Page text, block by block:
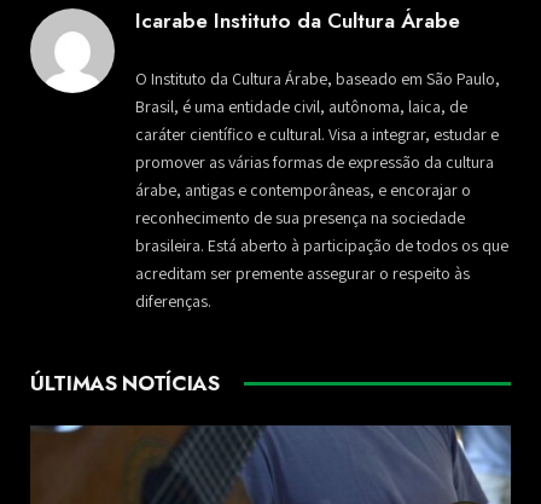
Icarabe Instituto da Cultura Árabe
O Instituto da Cultura Árabe, baseado em São Paulo,
Brasil, é uma entidade civil, autônoma, laica, de
caráter científico e cultural. Visa a integrar, estudar e
promover as várias formas de expressão da cultura
árabe, antigas e contemporâneas, e encorajar o
reconhecimento de sua presença na sociedade
brasileira. Está aberto à participação de todos os que
acreditam ser premente assegurar o respeito às
diferenças.
ÚLTIMAS NOTÍCIAS